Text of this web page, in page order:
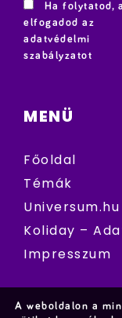
Ha folytatod,
elfogadod az
adatvédelmi
szabályzatot
MENÜ
Főoldal
Témák
Koliday –
Impresszum
A weboldalon a